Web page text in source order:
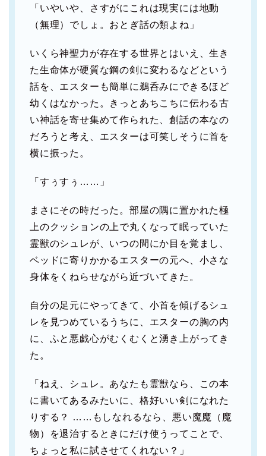
「いやいや、さすがにこれは現実には地動
（無理）でしょ。おとぎ話の類よね」
いくら神聖力が存在する世界とはいえ、生き
た生命体が硬質な鋼の剣に変わるなどという
話を、エスターも簡単に鵜呑みにできるほど
幼くはなかった。きっとあちこちに伝わる古
い神話を寄せ集めて作られた、創話の本なの
だろうと考え、エスターは可笑しそうに首を
横に振った。
「すぅすぅ……」
まさにその時だった。部屋の隅に置かれた極
上のクッションの上で丸くなって眠っていた
霊獣のシュレが、いつの間にか目を覚まし、
ベッドに寄りかかるエスターの元へ、小さな
身体をくねらせながら近づいてきた。
自分の足元にやってきて、小首を傾げるシュ
レを見つめているうちに、エスターの胸の内
に、ふと悪戯心がむくむくと湧き上がってき
た。
「ねえ、シュレ。あなたも霊獣なら、この本
に書いてあるみたいに、格好いい剣になれた
りする？ ……もしなれるなら、悪い魔魔（魔
物）を退治するときにだけ使うってことで、
ちょっと私に試させてくれない？」